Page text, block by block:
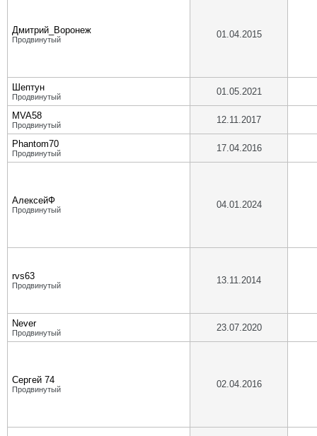
Дмитрий_Воронеж
Продвинутый 01.04.2015
Шептун
Продвинутый 01.05.2021
MVA58
Продвинутый 12.11.2017
Phantom70
Продвинутый 17.04.2016
АлексейФ
Продвинутый 04.01.2024
rvs63
Продвинутый 13.11.2014
Never
Продвинутый 23.07.2020
Сергей 74
Продвинутый 02.04.2016